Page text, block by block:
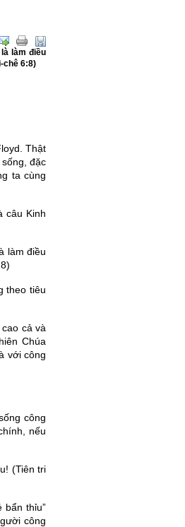
làm điều
chê 6:8)
Thật
đặc
ta cùng
câu Kinh
làm điều
theo tiêu
cả và
Chúa
với công
công
nếu
(Tiên tri
bẩn thỉu”
công